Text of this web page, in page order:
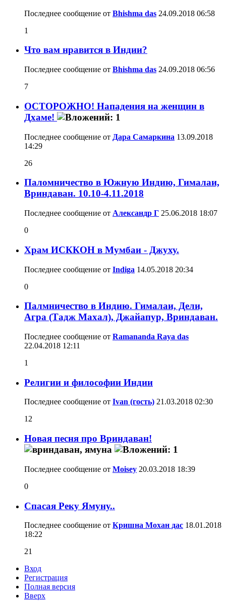
Последнее сообщение от Bhishma das 24.09.2018 06:58
1
Что вам нравится в Индии?
Последнее сообщение от Bhishma das 24.09.2018 06:56
7
ОСТОРОЖНО! Нападения на женщин в
Дхаме!
Последнее сообщение от Дара Самаркина 13.09.2018
14:29
26
Паломничество в Южную Индию, Гималаи,
Вриндаван. 10.10-4.11.2018
Последнее сообщение от Александр Г 25.06.2018 18:07
0
Храм ИСККОН в Мумбаи - Джуху.
Последнее сообщение от Indiga 14.05.2018 20:34
0
Палмничество в Индию. Гималаи, Дели,
Агра (Тадж Махал), Джайапур, Вриндаван.
Последнее сообщение от Ramananda Raya das
22.04.2018 12:11
1
Религии и философии Индии
Последнее сообщение от Ivan (гость) 21.03.2018 02:30
12
Новая песня про Вриндаван!
Последнее сообщение от Moisey 20.03.2018 18:39
0
Спасая Реку Ямуну..
Последнее сообщение от Кришна Мохан дас 18.01.2018
18:22
21
Вход
Регистрация
Полная версия
Вверх